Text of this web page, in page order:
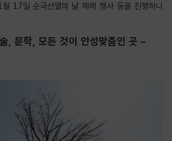
17일 순국선열의 날 제례 행사 등을 진행하니
, 문학, 모든 것이 안성맞춤인 곳 –